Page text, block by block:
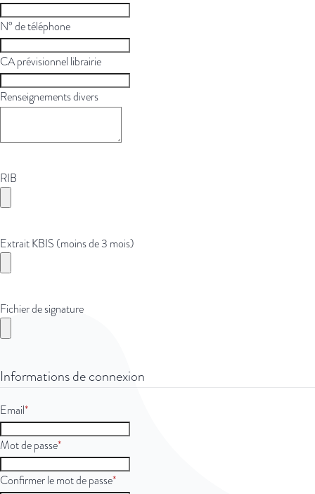
N° de téléphone
CA prévisionnel librairie
Renseignements divers
RIB
Extrait KBIS (moins de 3 mois)
Fichier de signature
Informations de connexion
Email
Mot de passe
Confirmer le mot de passe